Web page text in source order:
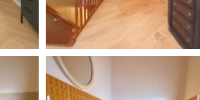
zur Warmwasserunterstützung
alten Gas-Zentralheizung.
ist die Möglichkeit, den Grundriss
das Raumangebot individuell zu
besteht – analog zur